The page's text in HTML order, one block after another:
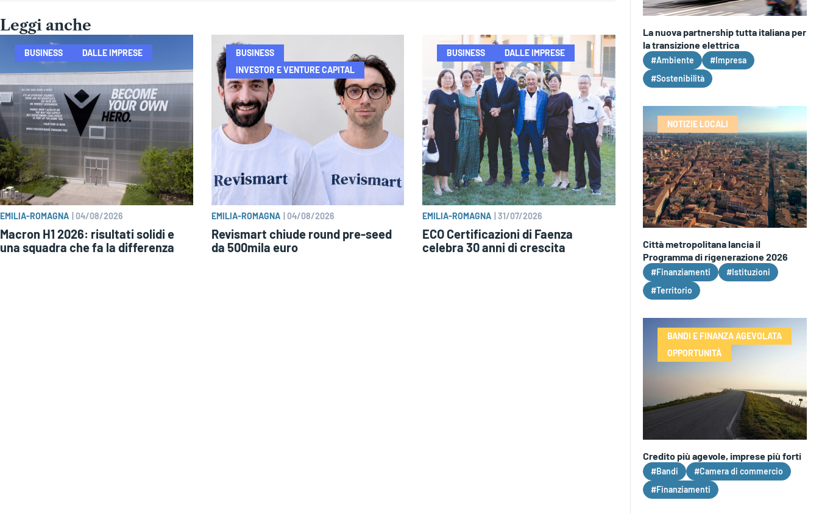
Leggi anche
BUSINESS DALLE IMPRESE
EMILIA-ROMAGNA 04/08/2026
Macron H1 2026: risultati solidi e
una squadra che fa la differenza
BUSINESS
INVESTOR E VENTURE CAPITAL
EMILIA-ROMAGNA 04/08/2026
Revismart chiude round pre-seed
da 500mila euro
BUSINESS DALLE IMPRESE
EMILIA-ROMAGNA |31/07/2026
ECO Certificazioni di Faenza
celebra 30 anni di crescita
La nuova partnership tutta italiana per
la transizione elettrica
#Ambiente
#Impresa
#Sostenibilità
NOTIZIE LOCALI
Città metropolitana lancia il
Programma di rigenerazione 2026
#Finanziamenti
#Istituzioni
#Territorio
BANDI E FINANZA AGEVOLATA
OPPORTUNITÀ
Credito più agevole, imprese più forti
#Bandi
#Camera di commercio
#Finanziamenti